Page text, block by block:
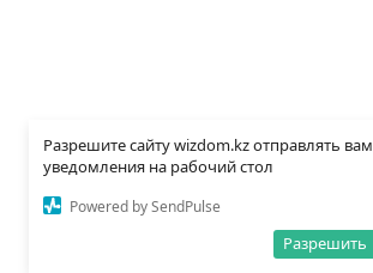
Разрешите сайту wizdom.kz отправлять вам
уведомления на рабочий стол
Powered by SendPulse
Разрешить